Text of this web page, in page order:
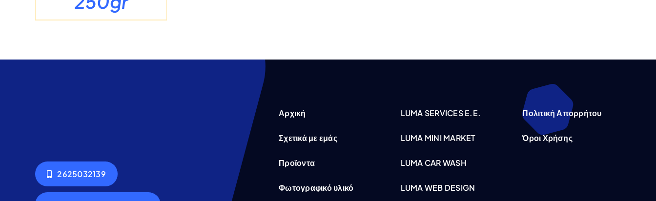
2625032139
Αρχική
Σχετικά με εμάς
Προϊοντα
Φωτογραφικό υλικό
LUMA SERVICES E.E.
LUMA MINI MARKET
LUMA CAR WASH
LUMA WEB DESIGN
Πολιτική Απορρήτου
Όροι Χρήσης